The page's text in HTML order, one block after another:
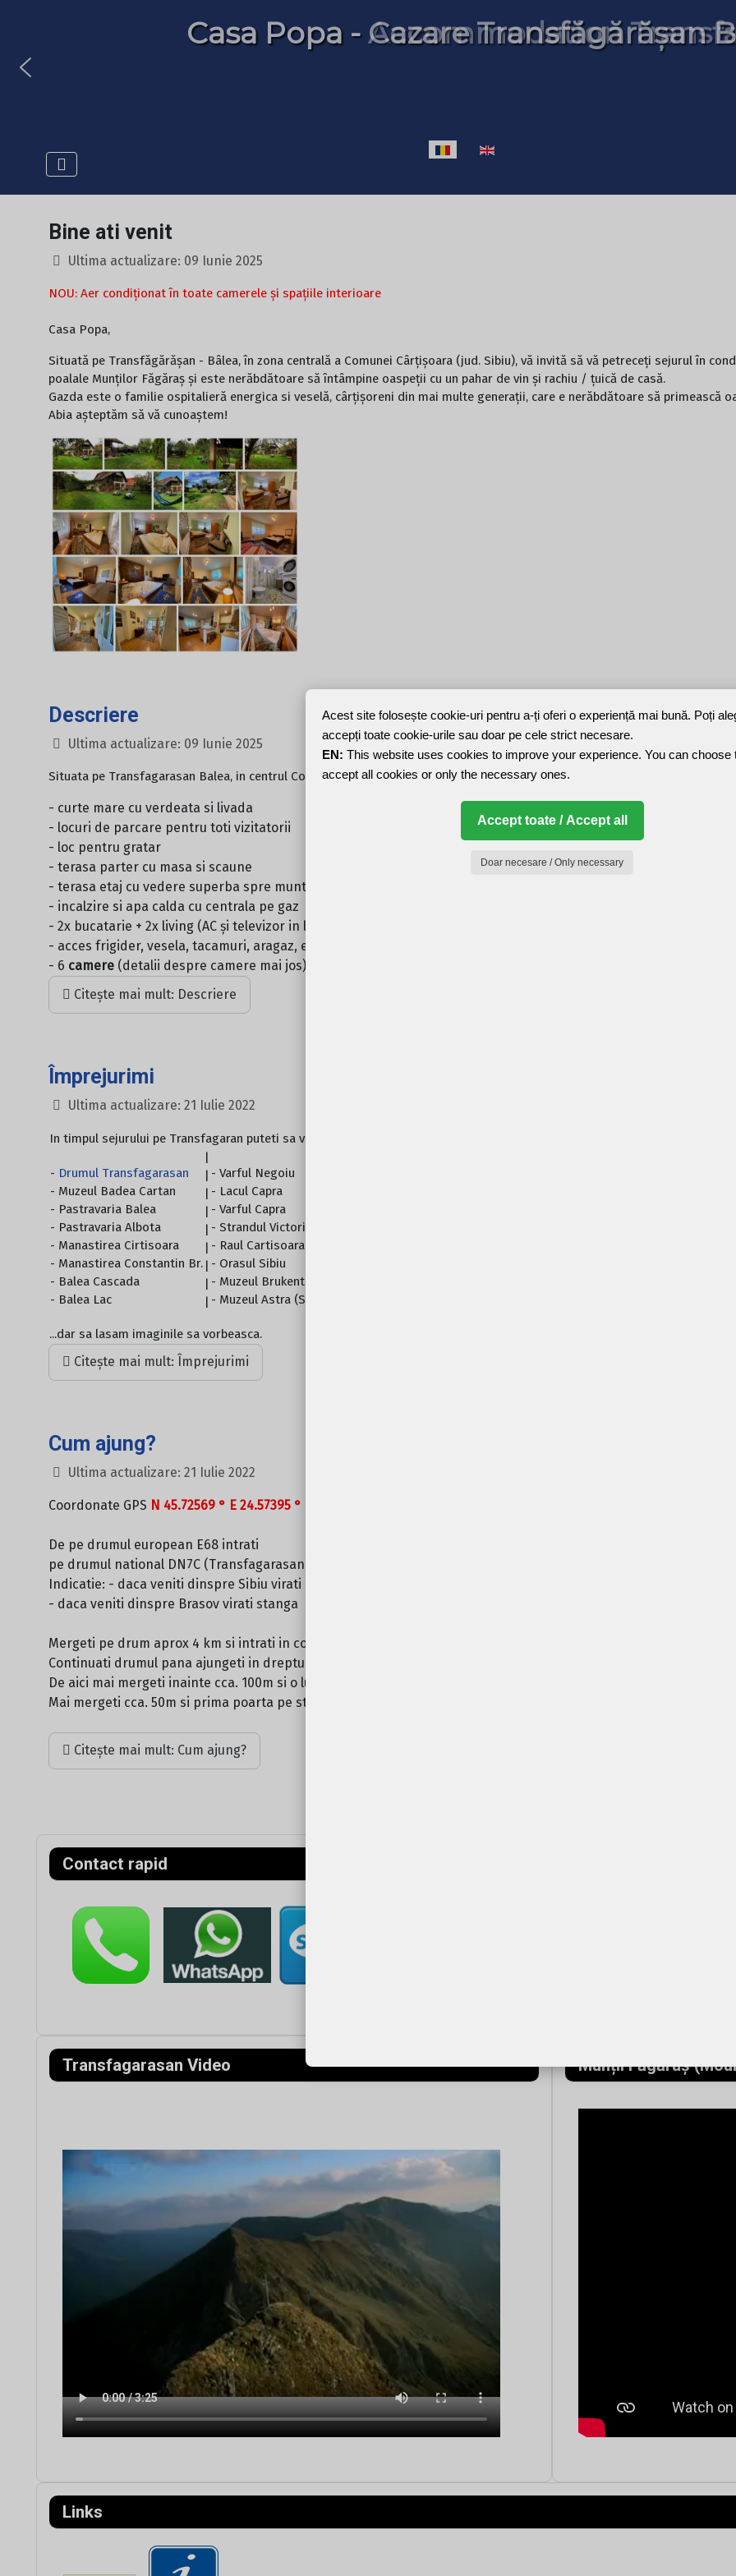
Casa Popa - Cazare Transfăgărășan
Casa Popa - Accommodation
Selectați limba dvs
Bine ati venit
Ultima actualizare: 09 Iunie 2025
NOU: Aer condiționat în toate camerele și spațiile interioare
Casa Popa,
Situată pe Transfăgărășan - Bâlea, în zona centrală a Comunei Cârțișoara (jud. Sibiu), vă invită să vă petreceți sejurul în
poalale Munților Făgăraș și este nerăbdătoare să întâmpine oaspeții cu un pahar de vin și rachiu / țuică de casă.
Gazda este o familie ospitalieră energica si veselă, cârțișoreni din mai multe generații, care e nerăbdătoare să primească
Abia așteptăm să vă cunoaștem!
Descriere
Ultima actualizare: 09 Iunie 2025
Situata pe Transfagarasan Balea, in centrul Comunei Cartisoara, chiar langa Muzeul Badea Cartan, Casa Popa dispune de:
- curte mare cu verdeata si livada
- locuri de parcare pentru toti vizitatorii
- loc pentru gratar
- terasa parter cu masa si scaune
- terasa etaj cu vedere superba spre munte
- incalzire si apa calda cu centrala pe gaz
- 2x bucatarie + 2x living (AC și televizor in living)
- acces frigider, vesela, tacamuri, aragaz, etc.
- 6 camere (detalii despre camere mai jos)
Citește mai mult: Descriere
Împrejurimi
Ultima actualizare: 21 Iulie 2022
In timpul sejurului pe Transfagaran puteti sa vizitati obiective turistice din apropiere cum ar fi:
- Drumul Transfagarasan
- Muzeul Badea Cartan
- Pastravaria Balea
- Pastravaria Albota
- Manastirea Cirtisoara
- Manastirea Constantin Br.
- Balea Cascada
- Balea Lac
|
|
|
|
|
|
|
|
|
- Varful Negoiu
- Lacul Capra
- Varful Capra
- Strandul Victoria
- Raul Cartisoara
- Orasul Sibiu
- Muzeul Brukenthal (Sibiu)
- Muzeul Astra (Sibiu)
...dar sa lasam imaginile sa vorbeasca.
Citește mai mult: Împrejurimi
Cum ajung?
Ultima actualizare: 21 Iulie 2022
Coordonate GPS N 45.72569 ° E 24.57395 °
De pe drumul european E68 intrati
pe drumul national DN7C (Transfagarasan)
Indicatie: - daca veniti dinspre Sibiu virati dreapta
- daca veniti dinspre Brasov virati stanga
Mergeti pe drum aprox 4 km si intrati in comuna Cartisoara.
Continuati drumul pana ajungeti in dreptul unui cimitir unde se intalneste o curba dubla (pentru ocolirea zidului).
De aici mai mergeti inainte cca. 100m si o luati pe prima strada spre dreapta (drumul este putin in urcare).
Mai mergeti cca. 50m si prima poarta pe stanga este Casa Popa.
Citește mai mult: Cum ajung?
Contact rapid
Transfagarasan Video Munții Făgăraș
Links
Acest site folosește cookie-uri pentru a-ți oferi o experiență mai bună. Poți
accepți toate cookie-urile sau doar pe cele strict necesare.
EN: This website uses cookies to improve your experience. You can choose
accept all cookies or only the necessary ones.
Accept toate / Accept all
Doar necesare / Only necessary